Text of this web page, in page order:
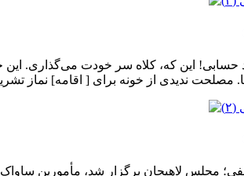
این که، کلاه سر خودت می‌گذاری. این
لاهیجان برگزار شد، مأمورین ساواک